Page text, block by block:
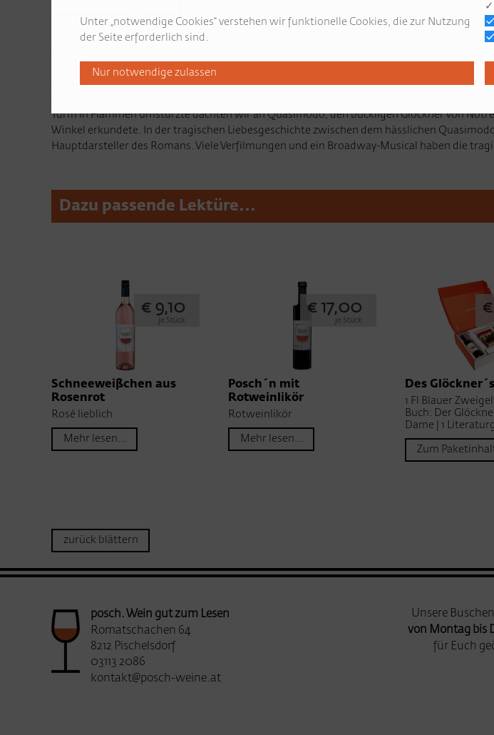
Der Glöckner von Notre-Dame von Victor Hugo
Turm in Flammen umstürzte dachten wir an Quasimodo, den buckligen Glöckner von
Winkel erkundete. In der tragischen Liebesgeschichte zwischen dem hässlichen
Hauptdarsteller des Romans. Viele Verfilmungen und ein Broadway-Musical haben die
Dazu passende Lektüre...
€ 9,10
je Stück
Schneeweißchen aus
Rosenrot
Rosé lieblich
Mehr lesen...
€ 17,00
je Stück
Posch´n mit
Rotweinlikör
Rotweinlikör
Mehr lesen...
Des
1 Fl Blauer
Buch: Der
Dame | 1
Zum
zurück blättern
posch. Wein gut zum Lesen
Romatschachen 64
8212 Pischelsdorf
03113 2086
kontakt@posch-weine.at
Unsere
von Montag bis
für Euch
Unter „notwendige Cookies“ verstehen wir funktionelle Cookies, die zur Nutzung
der Seite erforderlich sind.